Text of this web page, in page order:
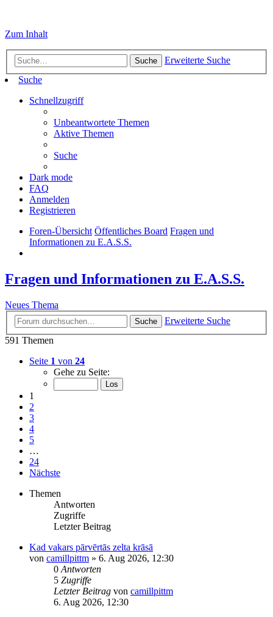
Zum Inhalt
Suche
Erweiterte Suche
Suche
Schnellzugriff
Unbeantwortete Themen
Aktive Themen
Suche
Dark mode
FAQ
Anmelden
Registrieren
Foren-Übersicht Öffentliches Board Fragen und
Informationen zu E.A.S.S.
Fragen und Informationen zu E.A.S.S.
Neues Thema
Suche
Erweiterte Suche
591 Themen
Seite 1 von 24
Gehe zu Seite:
1
2
3
4
5
…
24
Nächste
Themen
Antworten
Zugriffe
Letzter Beitrag
Kad vakars pārvērtās zelta krāsā
von camillpittm » 6. Aug 2026, 12:30
0Antworten
5 Zugriffe
Letzter Beitrag von camillpittm
6. Aug 2026, 12:30